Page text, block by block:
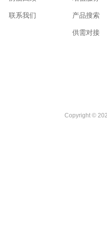
联系我们 产品搜索
供需对接
Copyright ©